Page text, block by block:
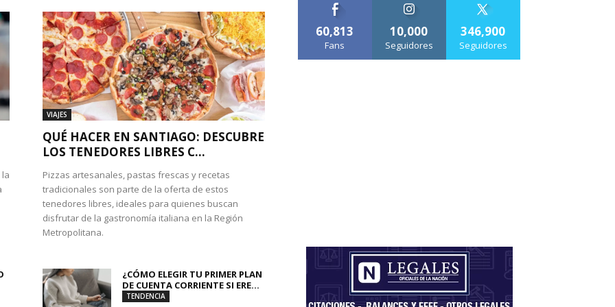
VIAJES
QUÉ HACER EN SANTIAGO: DESCUBRE
LOS TENEDORES LIBRES C...
Pizzas artesanales, pastas frescas y recetas
tradicionales son parte de la oferta de estos
tenedores libres, ideales para quienes buscan
disfrutar de la gastronomía italiana en la Región
Metropolitana.
¿CÓMO ELEGIR TU PRIMER PLAN
DE CUENTA CORRIENTE SI ERE...
TENDENCIA
60,813
Fans
10,000
Seguidores
346,900
Seguidores